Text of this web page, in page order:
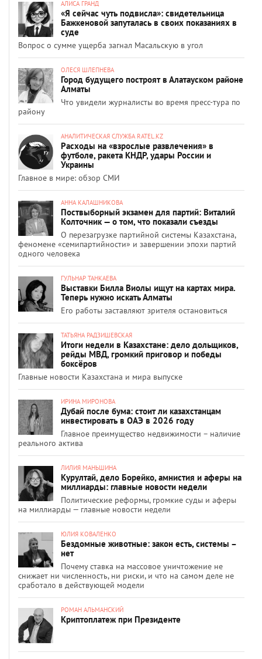
АЛИСА ГРАНД
«Я сейчас чуть подвисла»: свидетельница
Бажкеновой запуталась в своих показаниях в
суде
Вопрос о сумме ущерба загнал Масальскую в угол
ОЛЕСЯ ШЛЕПНЕВА
Город будущего построят в Алатауском районе
Алматы
Что увидели журналисты во время пресс-тура по
району
АНАЛИТИЧЕСКАЯ СЛУЖБА RATEL.KZ
Расходы на «взрослые развлечения» в
футболе, ракета КНДР, удары России и
Украины
Главное в мире: обзор СМИ
АННА КАЛАШНИКОВА
Поствыборный экзамен для партий: Виталий
Колточник — о том, что показали съезды
О перезагрузке партийной системы Казахстана,
феномене «семипартийности» и завершении эпохи партий
одного человека
ГУЛЬНАР ТАНКАЕВА
Выставки Билла Виолы ищут на картах мира.
Теперь нужно искать Алматы
Его работы заставляют зрителя остановиться
ТАТЬЯНА РАДЗИШЕВСКАЯ
Итоги недели в Казахстане: дело дольщиков,
рейды МВД, громкий приговор и победы
боксёров
Главные новости Казахстана и мира выпуске
ИРИНА МИРОНОВА
Дубай после бума: стоит ли казахстанцам
инвестировать в ОАЭ в 2026 году
Главное преимущество недвижимости – наличие
реального актива
ЛИЛИЯ МАНЬШИНА
Курултай, дело Борейко, амнистия и аферы на
миллиарды: главные новости недели
Политические реформы, громкие суды и аферы
на миллиарды — главные новости недели
ЮЛИЯ КОВАЛЕНКО
Бездомные животные: закон есть, системы –
нет
Почему ставка на массовое уничтожение не
снижает ни численность, ни риски, и что на самом деле не
сработало в действующей модели
РОМАН АЛЬМАНСКИЙ
Криптоплатеж при Президенте